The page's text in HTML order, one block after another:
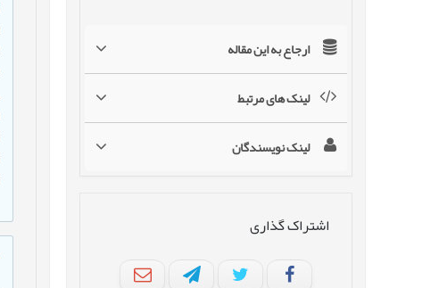
ارجاع به این مقاله
لینک های مرتبط
لینک نویسندگان
اشتراک گذاری